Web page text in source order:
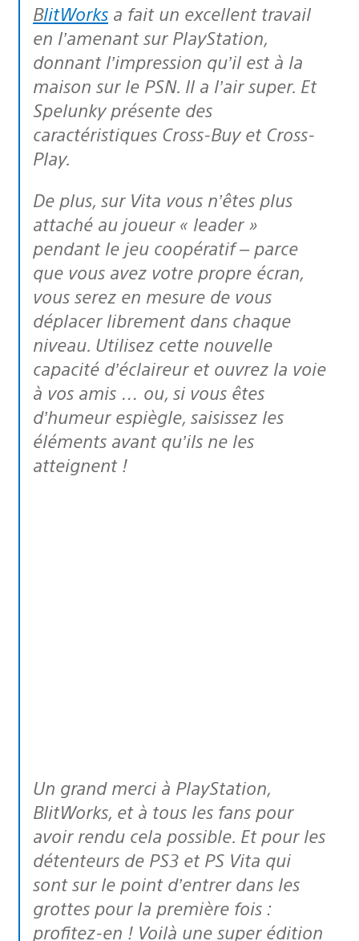
BlitWorks a fait un excellent travail
en l’amenant sur PlayStation,
donnant l’impression qu’il est à la
maison sur le PSN. Il a l’air super. Et
Spelunky présente des
caractéristiques Cross-Buy et Cross-
Play.
De plus, sur Vita vous n’êtes plus
attaché au joueur « leader »
pendant le jeu coopératif – parce
que vous avez votre propre écran,
vous serez en mesure de vous
déplacer librement dans chaque
niveau. Utilisez cette nouvelle
capacité d’éclaireur et ouvrez la voie
à vos amis … ou, si vous êtes
d’humeur espiègle, saisissez les
éléments avant qu’ils ne les
atteignent !
Un grand merci à PlayStation,
BlitWorks, et à tous les fans pour
avoir rendu cela possible. Et pour les
détenteurs de PS3 et PS Vita qui
sont sur le point d’entrer dans les
grottes pour la première fois :
profitez-en ! Voilà une super édition